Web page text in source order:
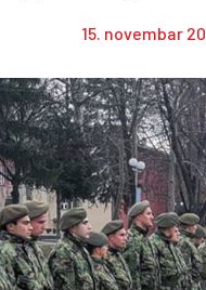
15. novembar